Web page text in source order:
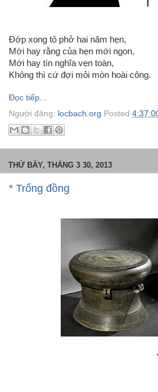
Đớp xong tô phở hai năm hẹn,
Mới hay rằng của hẹn mới ngon,
Mới hay tín nghĩa vẹn toàn,
Không thì cứ đợi mỏi mòn hoài công.
Đọc tiếp...
Người đăng: locbach.org Posted
THỨ BẢY, THÁNG 3 30, 2013
* Trống đồng